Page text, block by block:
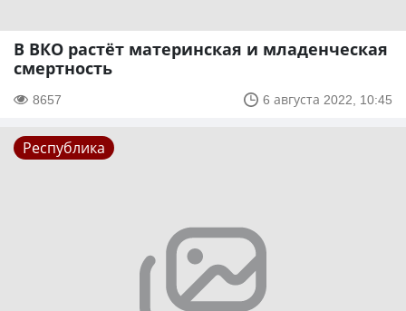
В ВКО растёт материнская и младенческая
смертность
8657 6 августа 2022, 10:45
Республика